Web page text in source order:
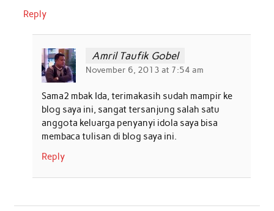
Reply
Amril Taufik Gobel
November 6, 2013 at 7:54 am
Sama2 mbak Ida, terimakasih sudah mampir ke
blog saya ini, sangat tersanjung salah satu
anggota keluarga penyanyi idola saya bisa
membaca tulisan di blog saya ini.
Reply